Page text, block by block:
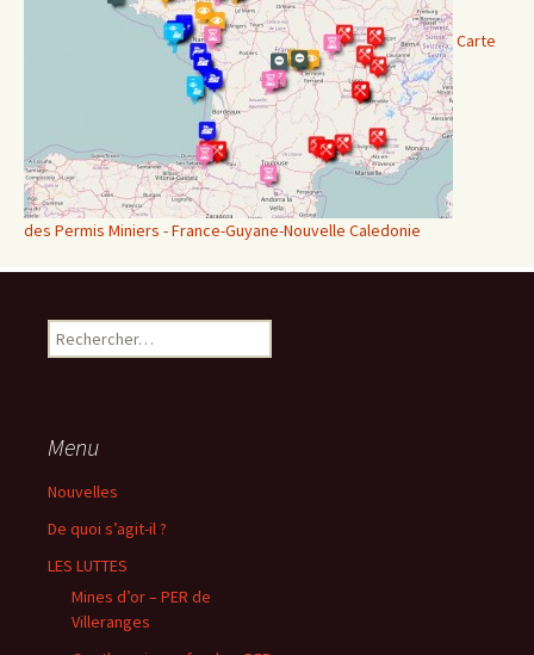
Carte
des Permis Miniers - France-Guyane-Nouvelle Caledonie
Rechercher :
Menu
Nouvelles
De quoi s’agit-il ?
LES LUTTES
Mines d’or – PER de
Villeranges